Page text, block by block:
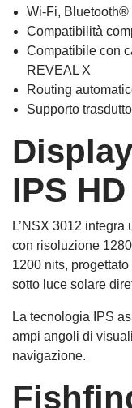
Wi-Fi, Bluetooth®
Compatibilità
Compatibile con
REVEAL X
Routing
Supporto
IPS HD
L’NSX 3012
con risoluzione
1200 nits,
sotto luce solare
La tecnologia IPS
ampi angoli di
navigazione.